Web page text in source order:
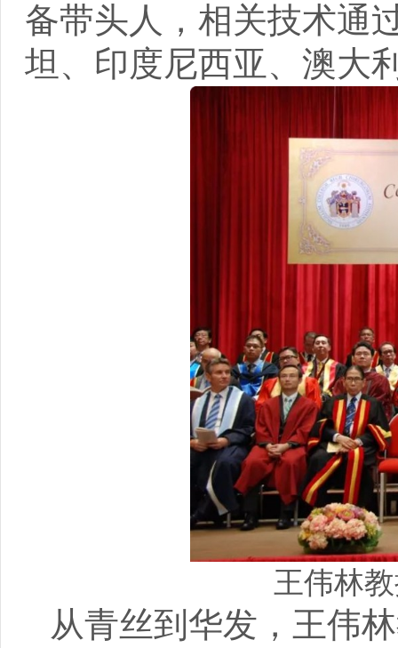
备带头人，相关技术通
坦、印度尼西亚、澳大
王伟林
从青丝到华发，王伟